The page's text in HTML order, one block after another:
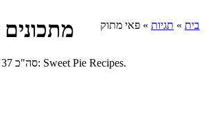
בית » תגיות » פאי מתוק
סה"כ 37 מתכונים, שם באנגלית: Sweet Pie Recipes.